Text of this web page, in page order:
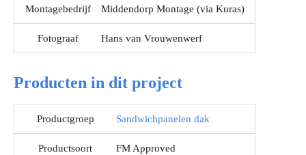
Montagebedrijf Middendorp Montage (via Kuras)
Fotograaf Hans van Vrouwenwerf
Producten in dit project
Productgroep Sandwichpanelen dak
Productsoort FM Approved